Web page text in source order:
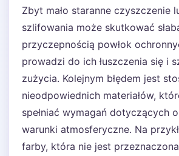
Zbyt mało staranne czyszczenie
szlifowania może skutkować
przyczepnością powłok
prowadzi do ich łuszczenia się i
zużycia. Kolejnym błędem jest
nieodpowiednich materiałów,
spełniać wymagań dotyczących
warunki atmosferyczne. Na
farby, która nie jest